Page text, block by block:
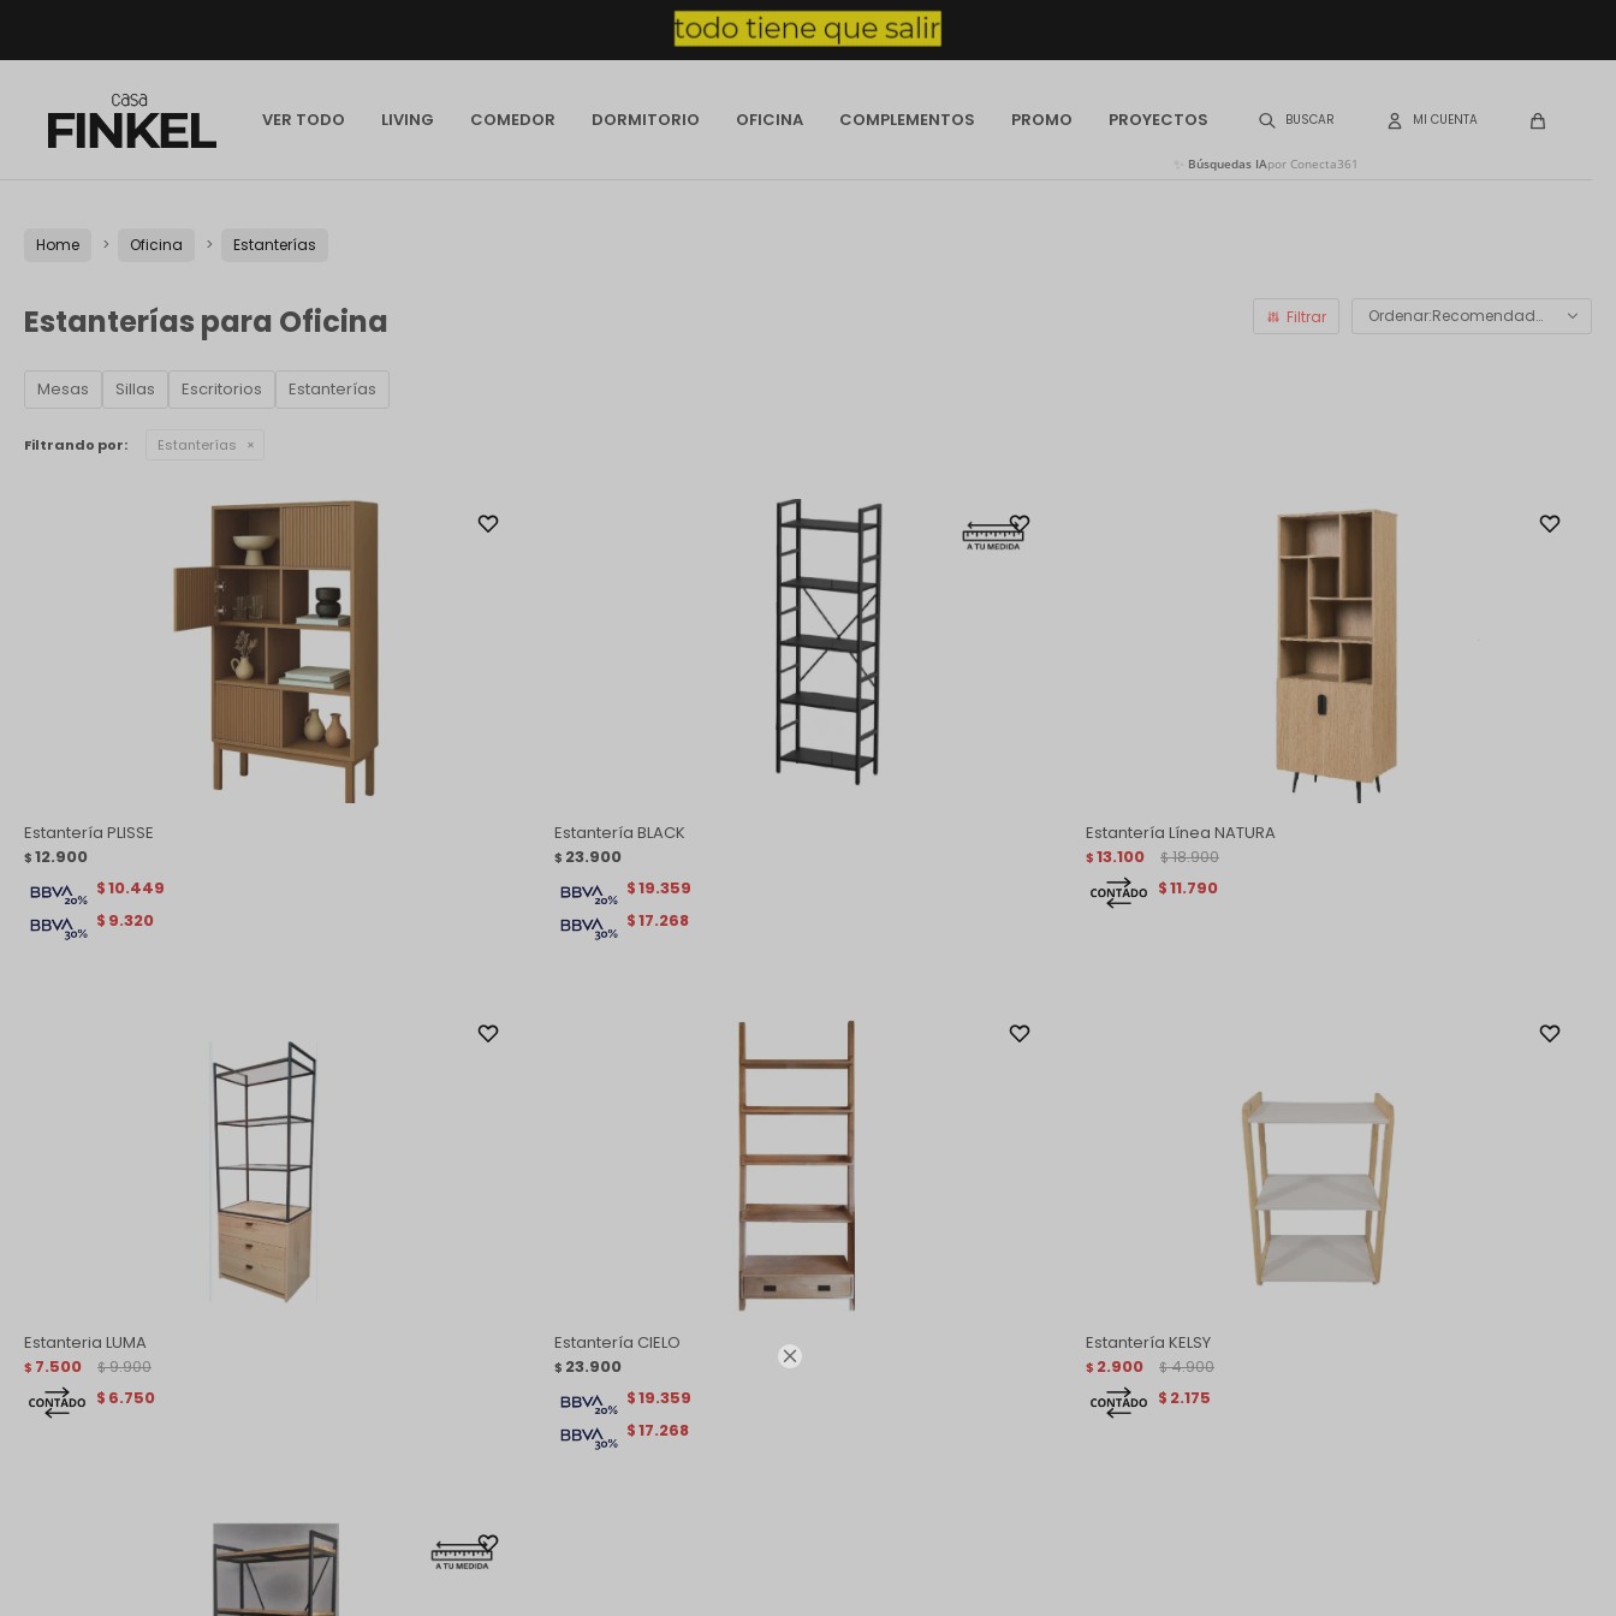

VER TODO LIVING COMEDOR DORMITORIO OFICINA COMPLEMENTOS PROMO PROYECTOS
Búsquedas IApor Conecta361
Home Oficina Estanterías
Estanterías para Oficina Recomendados
Mesas Sillas Escritorios Estanterías
Filtrando por: Estanterías
Estantería PLISSE
$ 12.900
$ 9.320
$10.449
Estantería BLACK
$ 23.900
$ 17.268
$ 19.359
Estantería Línea NATURA
$ 13.100 $ 18.900
$11.790
Estanteria LUMA
$ 7.500 $ 9.900
$ 6.750
Estantería CIELO
$ 23.900
$ 17.268
$ 19.359
Estantería KELSY
$ 2.900 $ 4.900
$ 2.175